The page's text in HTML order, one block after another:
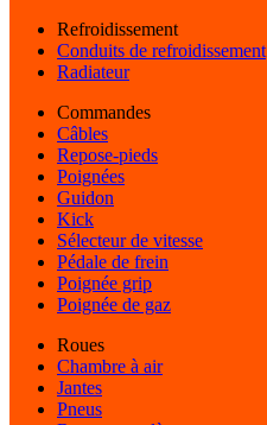
Refroidissement
Conduits de refroidissement
Radiateur
Commandes
Câbles
Repose-pieds
Poignées
Guidon
Kick
Sélecteur de vitesse
Pédale de frein
Poignée grip
Poignée de gaz
Roues
Chambre à air
Jantes
Pneus